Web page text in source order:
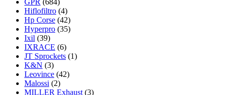
Hiflofiltro (4)
Hp Corse (42)
Hyperpro (35)
Ixil (39)
IXRACE (6)
JT Sprockets (1)
K&N (3)
Leovince (42)
Malossi (2)
MILLER Exhaust (3)